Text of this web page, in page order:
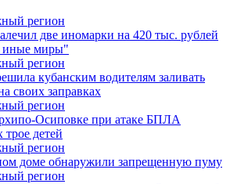
регион
две иномарки на 420 тыс. рублей
иные миры"
регион
кубанским водителям заливать
своих заправках
регион
Осиповке при атаке БПЛА
трое детей
регион
доме обнаружили запрещенную пуму
регион